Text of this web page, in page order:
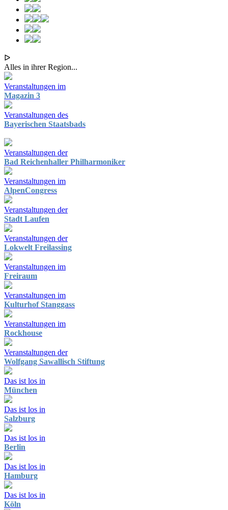
ᐅ
Alles in ihrer Region...
Veranstaltungen im
Magazin 3
Veranstaltungen des
Bayerischen Staatsbads
Veranstaltungen der
Bad Reichenhaller Philharmoniker
Veranstaltungen im
AlpenCongress
Veranstaltungen der
Stadt Laufen
Veranstaltungen der
Lokwelt Freilassing
Veranstaltungen im
Freiraum
Veranstaltungen im
Kulturhof Stanggass
Veranstaltungen im
Rockhouse
Veranstaltungen der
Wolfgang Sawallisch Stiftung
Das ist los in
München
Das ist los in
Salzburg
Das ist los in
Berlin
Das ist los in
Hamburg
Das ist los in
Köln